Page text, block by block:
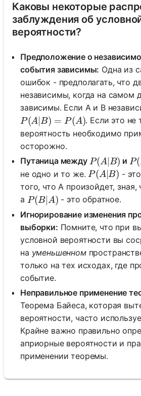
Каковы некоторые
заблуждения об
вероятности?
Предположение о
события зависимы: Одна из
ошибок - предполагать, что
независимы, когда на самом
зависимы. Если A и B
P(A|B) = P(A)
P(A ∣B) = P(A). Если это не
вероятность необходимо
осторожно.
Путаница между P(A|B)
P(A∣ B) и P(
не одно и то же. P(A|B)
P(A∣B) -
того, что A произойдет,
а P(B|A)
P(B∣ A) - это обратное.
Игнорирование изменения
выборки: Помните, что при
условной вероятности вы
на уменьшенном
только на тех исходах, где
событие.
Неправильное применение
Теорема Байеса, которая
вероятности, часто
Крайне важно правильно
априорные вероятности и
применении теоремы.